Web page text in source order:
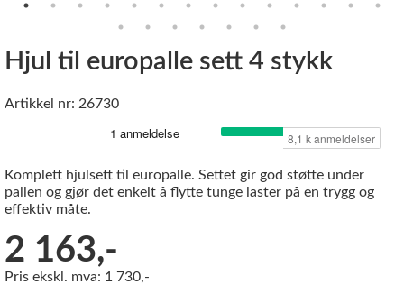
Hjul til europalle sett 4 stykk
Artikkel nr: 26730
Komplett hjulsett til europalle. Settet gir god støtte under
pallen og gjør det enkelt å flytte tunge laster på en trygg og
effektiv måte.
2 163,-
Pris ekskl. mva: 1 730,-